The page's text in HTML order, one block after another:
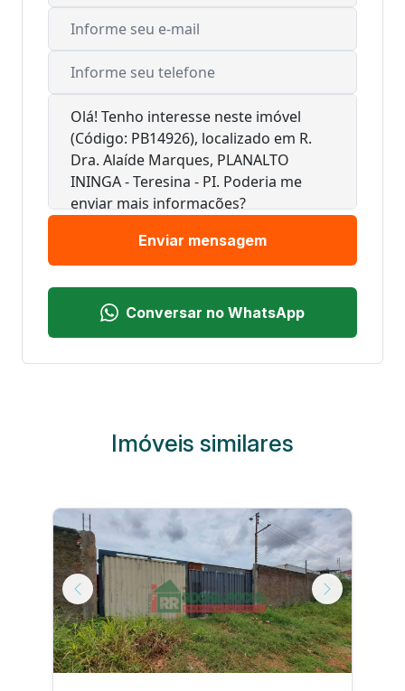
Enviar mensagem
Conversar no WhatsApp
Imóveis similares
Previous Next